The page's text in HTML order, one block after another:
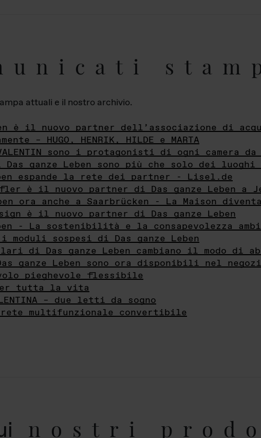
attuali e il nostro archivio.
è il nuovo partner dell’associazione di
– HUGO, HENRIK, HILDE e MARTA
VALENTIN sono i protagonisti di ogni camera
di Das ganze Leben sono più che solo dei
espande la rete dei partner - Lisel.de
è il nuovo partner di Das ganze Leben a
ora anche a Saarbrücken - La Maison
è il nuovo partner di Das ganze Leben
- La sostenibilità e la consapevolezza
moduli sospesi di Das ganze Leben
di Das ganze Leben cambiano il modo di
ganze Leben sono ora disponibili nel negozio
pieghevole flessibile
tutta la vita
– due letti da sogno
multifunzionale convertibile
nostri